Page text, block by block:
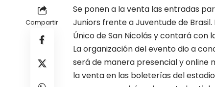
Compartir
Se ponen a la venta las entradas
Juniors frente aJuventudede
Único de San Nicolás y contará
La organización del evento dio a
será de manera presencial y online
la venta en las boleterías del